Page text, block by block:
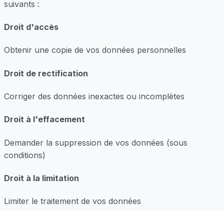
suivants :
Droit d'accès
Obtenir une copie de vos données personnelles
Droit de rectification
Corriger des données inexactes ou incomplètes
Droit à l'effacement
Demander la suppression de vos données (sous
conditions)
Droit à la limitation
Limiter le traitement de vos données